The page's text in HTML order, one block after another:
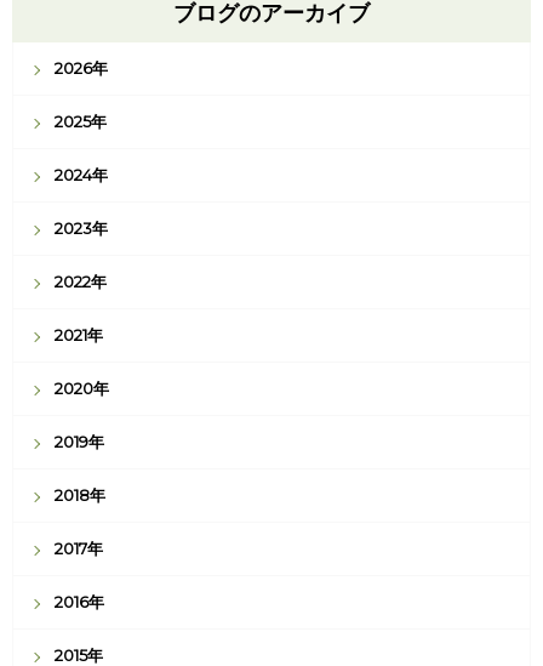
ブログのアーカイブ
2026年
2025年
2024年
2023年
2022年
2021年
2020年
2019年
2018年
2017年
2016年
2015年